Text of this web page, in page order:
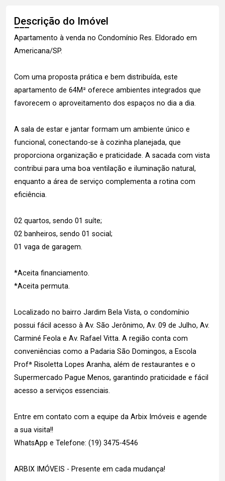
Descrição do Imóvel
Apartamento à venda no Condomínio Res. Eldorado em
Americana/SP.
Com uma proposta prática e bem distribuída, este
apartamento de 64M² oferece ambientes integrados que
favorecem o aproveitamento dos espaços no dia a dia.
A sala de estar e jantar formam um ambiente único e
funcional, conectando-se à cozinha planejada, que
proporciona organização e praticidade. A sacada com vista
contribui para uma boa ventilação e iluminação natural,
enquanto a área de serviço complementa a rotina com
eficiência.
02 quartos, sendo 01 suíte;
02 banheiros, sendo 01 social;
01 vaga de garagem.
*Aceita financiamento.
*Aceita permuta.
Localizado no bairro Jardim Bela Vista, o condomínio
possui fácil acesso à Av. São Jerônimo, Av. 09 de Julho, Av.
Carminé Feola e Av. Rafael Vitta. A região conta com
conveniências como a Padaria São Domingos, a Escola
Profª Risoletta Lopes Aranha, além de restaurantes e o
Supermercado Pague Menos, garantindo praticidade e fácil
acesso a serviços essenciais.
Entre em contato com a equipe da Arbix Imóveis e agende
a sua visita!!
WhatsApp e Telefone: (19) 3475-4546
ARBIX IMÓVEIS - Presente em cada mudança!